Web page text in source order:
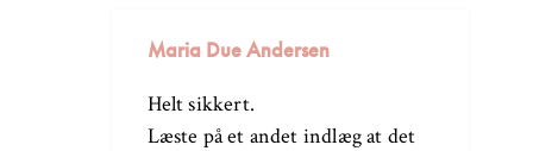
Maria Due Andersen
Helt sikkert.
Læste på et andet indlæg at det